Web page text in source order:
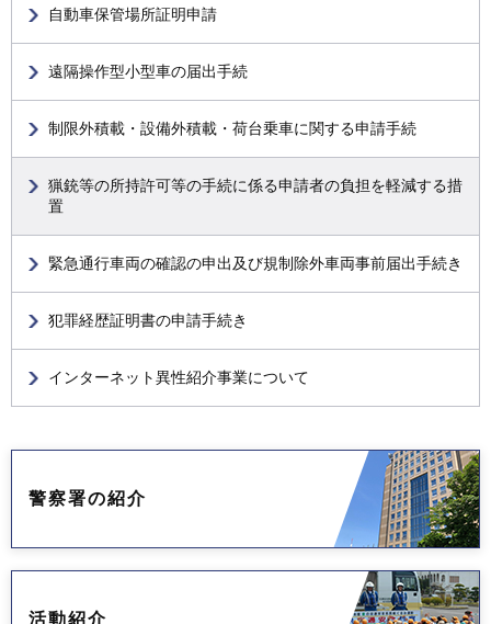
自動車保管場所証明申請
遠隔操作型小型車の届出手続
制限外積載・設備外積載・荷台乗車に関する申請手続
猟銃等の所持許可等の手続に係る申請者の負担を軽減する措
置
緊急通行車両の確認の申出及び規制除外車両事前届出手続き
犯罪経歴証明書の申請手続き
インターネット異性紹介事業について
警察署の紹介
活動紹介